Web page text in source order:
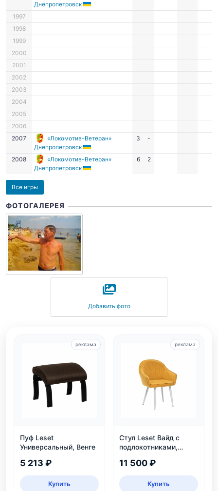
Днепропетровск
1997
1998
1999
2000
2001
2002
2003
2004
2005
2006
2007
«Локомотив-Ветеран»
Днепропетровск
3 -
2008
«Локомотив-Ветеран»
Днепропетровск
6 2
Все игры
ФОТОГАЛЕРЕЯ
Добавить фото
Пуф Leset
Универсальный, Венге
5 213 ₽
Купить
реклама
Стул Leset Вайд с
подлокотниками,
11 500 ₽
Купить
реклама